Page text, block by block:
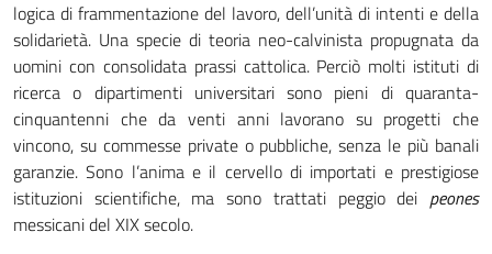
logica di frammentazione del lavoro, dell’unità di intenti e della
solidarietà. Una specie di teoria neo-calvinista propugnata da
uomini con consolidata prassi cattolica. Perciò molti istituti di
ricerca o dipartimenti universitari sono pieni di quaranta-
cinquantenni che da venti anni lavorano su progetti che
vincono, su commesse private o pubbliche, senza le più banali
garanzie. Sono l’anima e il cervello di importati e prestigiose
istituzioni scientifiche, ma sono trattati peggio dei peones
messicani del XIX secolo.